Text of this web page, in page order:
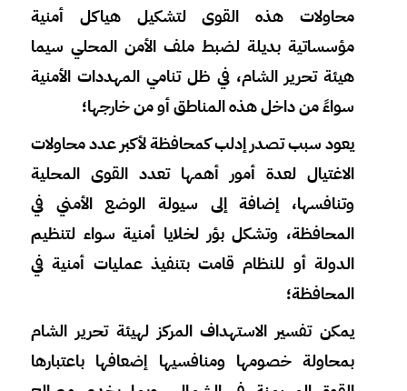
محاولات هذه القوى لتشكيل هياكل أمنية
مؤسساتية بديلة لضبط ملف الأمن المحلي سيما
هيئة تحرير الشام، في ظل تنامي المهددات الأمنية
سواءً من داخل هذه المناطق أو من خارجها؛
يعود سبب تصدر إدلب كمحافظة لأكبر عدد محاولات
الاغتيال لعدة أمور أهمها تعدد القوى المحلية
وتنافسها، إضافة إلى سيولة الوضع الأمني في
المحافظة، وتشكل بؤر لخلايا أمنية سواء لتنظيم
الدولة أو للنظام قامت بتنفيذ عمليات أمنية في
المحافظة؛
يمكن تفسير الاستهداف المركز لهيئة تحرير الشام
بمحاولة خصومها ومنافسيها إضعافها باعتبارها